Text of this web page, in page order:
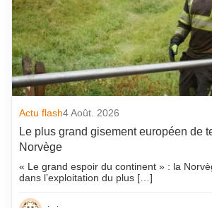
Actu flash4 Août. 2026
Le plus grand gisement européen de
Norvège
« Le grand espoir du continent » : la
dans l’exploitation du plus […]